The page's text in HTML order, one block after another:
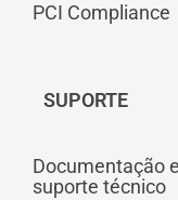
PCI Compliance
SUPORTE
Documentação e
suporte técnico